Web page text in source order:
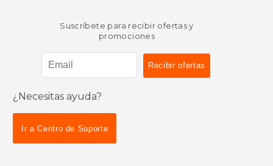
Suscríbete para recibir ofertas y
promociones
¿Necesitas ayuda?
Ir a Centro de Soporte